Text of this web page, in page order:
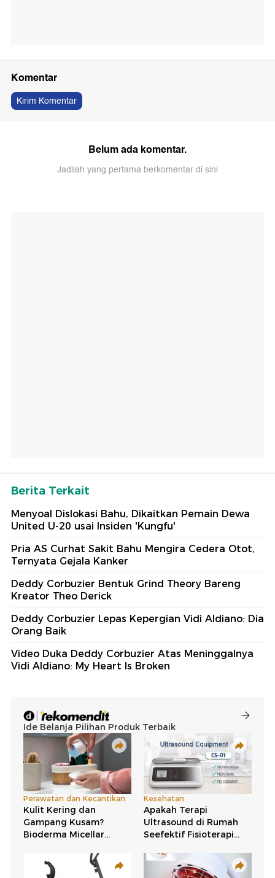
Komentar
Kirim Komentar
Belum ada komentar.
Jadilah yang pertama berkomentar di sini
Berita Terkait
Menyoal Dislokasi Bahu, Dikaitkan Pemain Dewa
United U-20 usai Insiden 'Kungfu'
Pria AS Curhat Sakit Bahu Mengira Cedera Otot,
Ternyata Gejala Kanker
Deddy Corbuzier Bentuk Grind Theory Bareng
Kreator Theo Derick
Deddy Corbuzier Lepas Kepergian Vidi Aldiano: Dia
Orang Baik
Video Duka Deddy Corbuzier Atas Meninggalnya
Vidi Aldiano: My Heart Is Broken